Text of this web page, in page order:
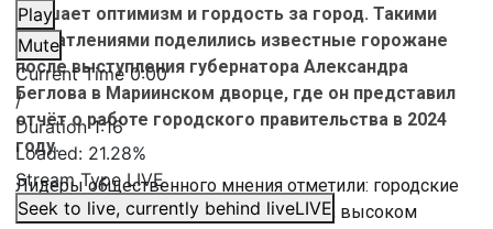
Play
Mute
Current Time0:00
/
Duration1:16
Loaded: 21.28%
Stream TypeLIVE
Seek to live, currently behind liveLIVE
Внушает оптимизм и гордость за город. Такими
впечатлениями поделились известные горожане
после выступления губернатора Александра
Беглова в Мариинском дворце, где он представил
отчёт о работе городского правительства в 2024
году.
Лидеры общественного мнения отметили: городские
проекты и программы реализуются на высоком